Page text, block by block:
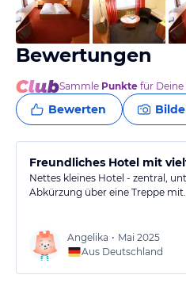
vom Hotelier, Dezember 2013
Bewertungen
Sammle Punkte für
Bewerten
Freundliches Hotel mit
Nettes kleines Hotel - zentral,
Abkürzung über eine Treppe
Angelika • Mai 2025
Aus Deutschland